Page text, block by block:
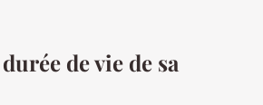
de vie de sa